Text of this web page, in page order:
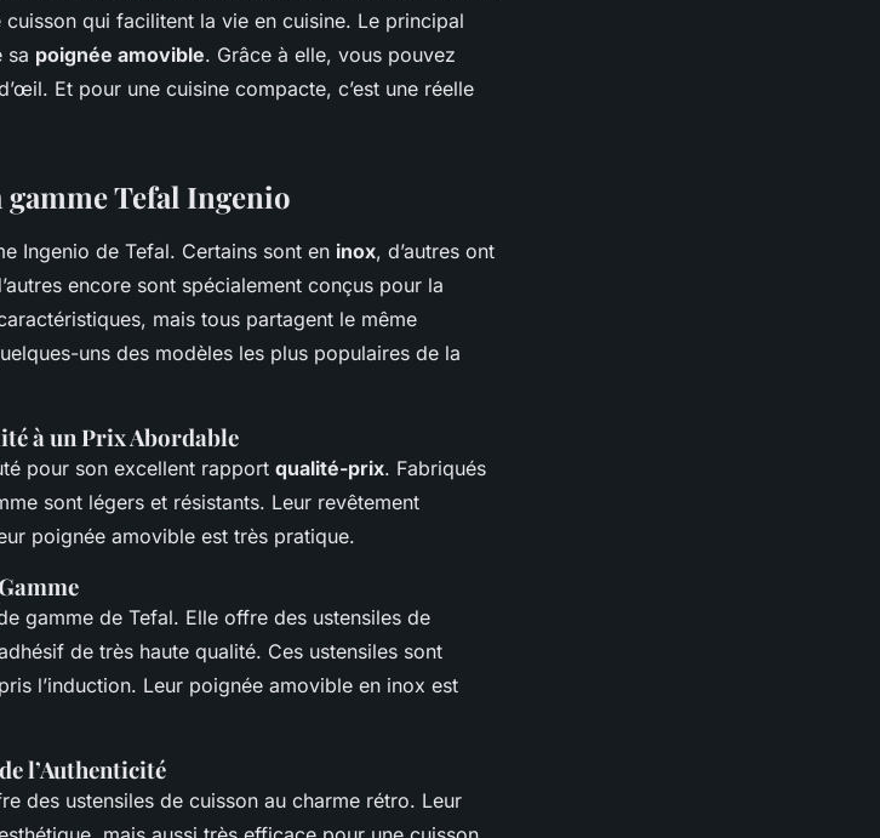
qui facilitent la vie en cuisine. Le principal
sa poignée amovible. Grâce à elle, vous pouvez
Et pour une cuisine compacte, c’est une réelle
Tefal Ingenio
Ingenio de Tefal. Certains sont en inox, d’autres ont
encore sont spécialement conçus pour la
mais tous partagent le même
uns des modèles les plus populaires de la
à un Prix Abordable
pour son excellent rapport qualité-prix. Fabriqués
sont légers et résistants. Leur revêtement
poignée amovible est très pratique.
gamme de Tefal. Elle offre des ustensiles de
de très haute qualité. Ces ustensiles sont
l’induction. Leur poignée amovible en inox est
l’Authenticité
des ustensiles de cuisson au charme rétro. Leur